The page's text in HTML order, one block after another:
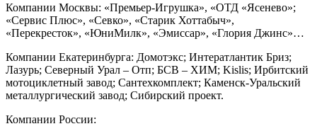
Компании Москвы: «Премьер-Игрушка», «ОТД «Ясенево»;
«Сервис Плюс», «Севко», «Старик Хоттабыч»,
«Перекресток», «ЮниМилк», «Эмиссар», «Глория Джинс»…
Компании Екатеринбурга: Домотэкс; Интератлантик Бриз;
Лазурь; Северный Урал – Отп; БСВ – ХИМ; Kislis; Ирбитский
мотоциклетный завод; Сантехкомплект; Каменск-Уральский
металлургический завод; Сибирский проект.
Компании России: